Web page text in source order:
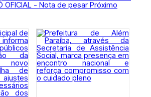
OFICIAL - Nota de pesar Próximo